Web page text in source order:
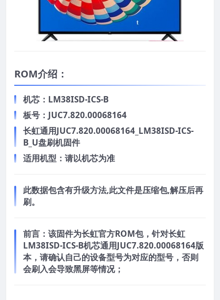
ROM介绍：
机芯：LM38ISD-ICS-B
板号：JUC7.820.00068164
长虹通用JUC7.820.00068164_LM38ISD-ICS-
B_U盘刷机固件
适用机型：请以机芯为准
此数据包含有升级方法,此文件是压缩包,解压后再
刷。
前言： 该固件为长虹官方ROM包，针对长虹
LM38ISD-ICS-B机芯通用JUC7.820.00068164版
本，请确认自己的设备型号为对应的型号，否则
会刷入会导致黑屏等情况；